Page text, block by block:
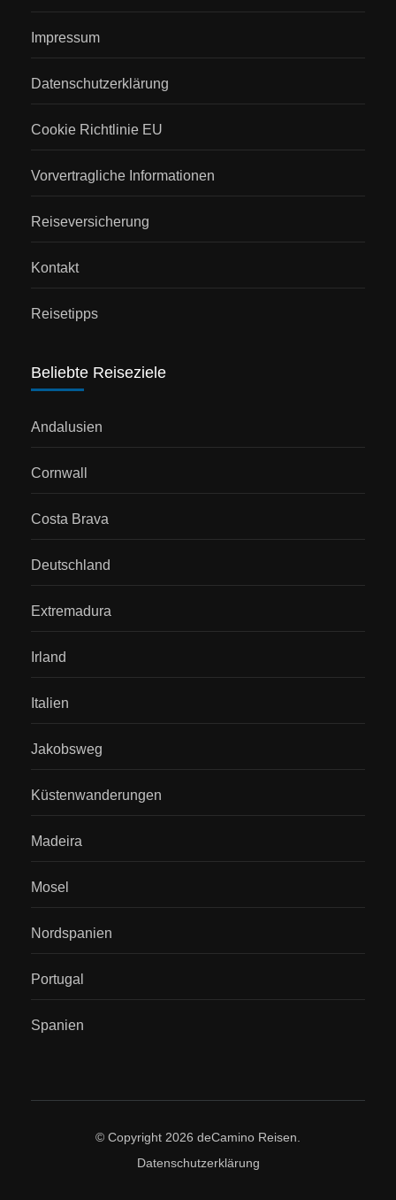
Impressum
Datenschutzerklärung
Cookie Richtlinie EU
Vorvertragliche Informationen
Reiseversicherung
Kontakt
Reisetipps
Beliebte Reiseziele
Andalusien
Cornwall
Costa Brava
Deutschland
Extremadura
Irland
Italien
Jakobsweg
Küstenwanderungen
Madeira
Mosel
Nordspanien
Portugal
Spanien
© Copyright 2026 deCamino Reisen
Datenschutzerklärung